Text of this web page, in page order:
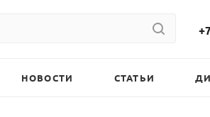
НОВОСТИ СТАТЬИ